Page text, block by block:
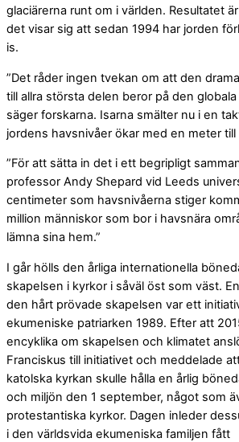
glaciärerna runt om i världen. Resultatet
det visar sig att sedan 1994 har jorden
is.
”Det råder ingen tvekan om att den
till allra största delen beror på den
säger forskarna. Isarna smälter nu i en
jordens havsnivåer ökar med en meter
”För att sätta in det i ett begripligt
professor Andy Shepard vid Leeds
centimeter som havsnivåerna stiger
million människor som bor i havsnära
lämna sina hem.”
I går hölls den årliga internationella
skapelsen i kyrkor i såväl öst som väst.
den hårt prövade skapelsen var ett
ekumeniske patriarken 1989. Efter att
encyklika om skapelsen och klimatet
Franciskus till initiativet och meddelade
katolska kyrkan skulle hålla en årlig
och miljön den 1 september, något som
protestantiska kyrkor. Dagen inleder
i den världsvida ekumeniska familjen fått